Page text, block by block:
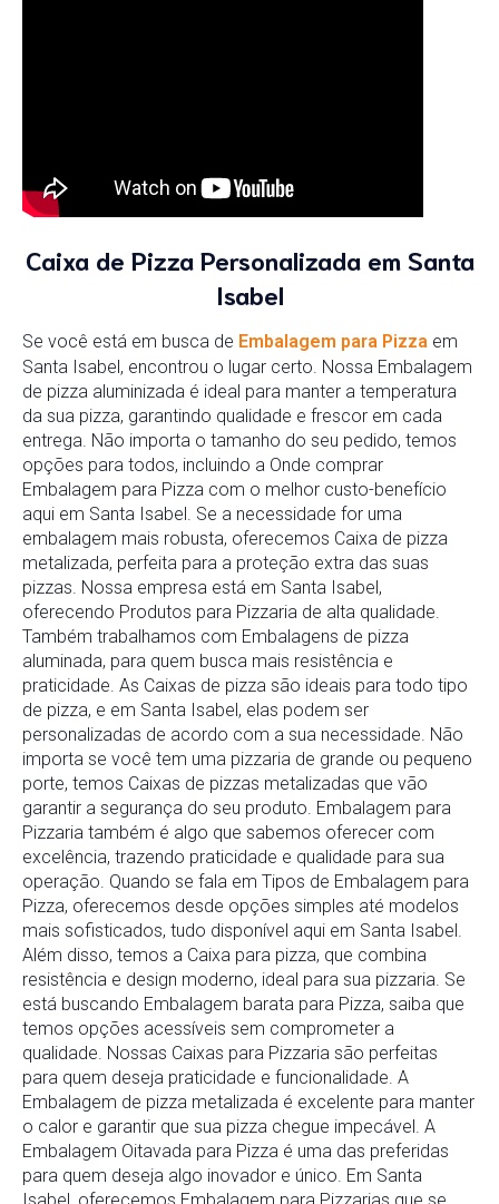
Caixa de Pizza Personalizada em Santa
Isabel
Se você está em busca de Embalagem para Pizza em
Santa Isabel, encontrou o lugar certo. Nossa Embalagem
de pizza aluminizada é ideal para manter a temperatura
da sua pizza, garantindo qualidade e frescor em cada
entrega. Não importa o tamanho do seu pedido, temos
opções para todos, incluindo a Onde comprar
Embalagem para Pizza com o melhor custo-benefício
aqui em Santa Isabel. Se a necessidade for uma
embalagem mais robusta, oferecemos Caixa de pizza
metalizada, perfeita para a proteção extra das suas
pizzas. Nossa empresa está em Santa Isabel,
oferecendo Produtos para Pizzaria de alta qualidade.
Também trabalhamos com Embalagens de pizza
aluminada, para quem busca mais resistência e
praticidade. As Caixas de pizza são ideais para todo tipo
de pizza, e em Santa Isabel, elas podem ser
personalizadas de acordo com a sua necessidade. Não
importa se você tem uma pizzaria de grande ou pequeno
porte, temos Caixas de pizzas metalizadas que vão
garantir a segurança do seu produto. Embalagem para
Pizzaria também é algo que sabemos oferecer com
excelência, trazendo praticidade e qualidade para sua
operação. Quando se fala em Tipos de Embalagem para
Pizza, oferecemos desde opções simples até modelos
mais sofisticados, tudo disponível aqui em Santa Isabel.
Além disso, temos a Caixa para pizza, que combina
resistência e design moderno, ideal para sua pizzaria. Se
está buscando Embalagem barata para Pizza, saiba que
temos opções acessíveis sem comprometer a
qualidade. Nossas Caixas para Pizzaria são perfeitas
para quem deseja praticidade e funcionalidade. A
Embalagem de pizza metalizada é excelente para manter
o calor e garantir que sua pizza chegue impecável. A
Embalagem Oitavada para Pizza é uma das preferidas
para quem deseja algo inovador e único. Em Santa